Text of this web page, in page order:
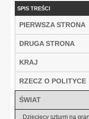
SPIS TREŚCI
PIERWSZA STRONA
DRUGA STRONA
KRAJ
RZECZ O POLITYCE
ŚWIAT
Dziecięcy szturm na